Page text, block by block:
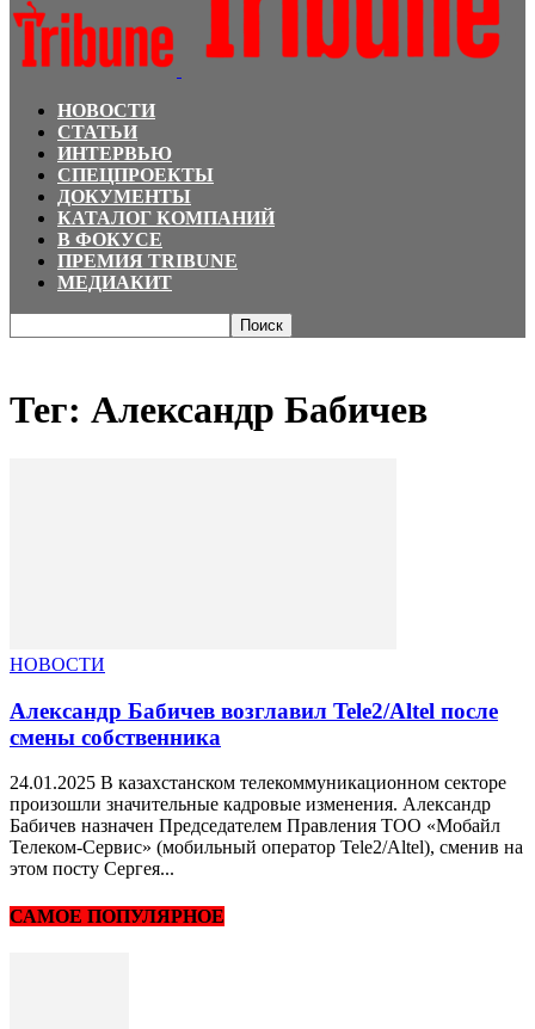
НОВОСТИ
СТАТЬИ
ИНТЕРВЬЮ
СПЕЦПРОЕКТЫ
ДОКУМЕНТЫ
КАТАЛОГ КОМПАНИЙ
В ФОКУСЕ
ПРЕМИЯ TRIBUNE
МЕДИАКИТ
Тег: Александр Бабичев
НОВОСТИ
Александр Бабичев возглавил Tele2/Altel после
смены собственника
24.01.2025 В казахстанском телекоммуникационном секторе
произошли значительные кадровые изменения. Александр
Бабичев назначен Председателем Правления ТОО «Мобайл
Телеком-Сервис» (мобильный оператор Tele2/Altel), сменив на
этом посту Сергея...
САМОЕ ПОПУЛЯРНОЕ